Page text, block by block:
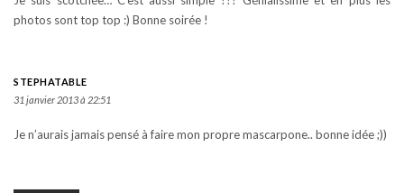
photos sont top top :) Bonne soirée !
STEPHATABLE
31 janvier 2013 à 22:51
Je n’aurais jamais pensé à faire mon propre mascarpone.. bonne idée ;))